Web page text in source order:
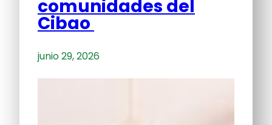
comunidades del
Cibao
junio 29, 2026